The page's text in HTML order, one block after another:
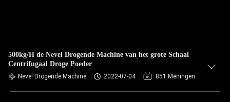
500kg/H de Nevel Drogende Machine van het grote Schaal
Centrifugaal Droge Poeder
Nevel Drogende Machine 2022-07-04 851 Meningen